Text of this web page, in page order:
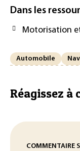
Dans les
Motorisation
Automobile
Réagissez à
COMMENTAIRE